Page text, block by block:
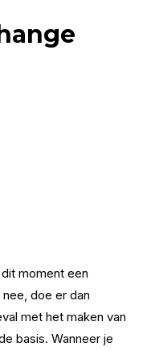
moment een
doe er dan
met het maken van
basis. Wanneer je